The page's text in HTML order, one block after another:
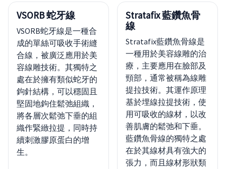
VSORB 蛇牙線
VSORB蛇牙線是一種合
成的單絲可吸收手術縫
合線，被廣泛應用於美
容線雕技術。其獨特之
處在於擁有類似蛇牙的
鉤針結構，可以穩固且
堅固地鉤住鬆弛組織，
將各層次鬆弛下垂的組
織作緊緻拉提，同時持
續刺激膠原蛋白的增
生。
Stratafix 藍鑽魚骨
線
Stratafix藍鑽魚骨線是
一種用於美容線雕的治
療，主要應用在臉部及
頸部，通常被稱為線雕
提拉技術。其運作原理
基於埋線拉提技術，使
用可吸收的線材，以改
善肌膚的鬆弛和下垂。
藍鑽魚骨線的獨特之處
在於其線材具有強大的
張力，而且線材形狀類